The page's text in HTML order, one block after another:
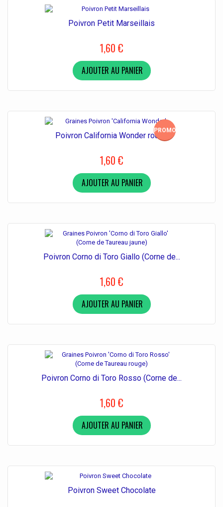
Poivron Petit Marseillais
1,60 €
AJOUTER AU PANIER
PROMO!
Poivron California Wonder rouge
1,60 €
AJOUTER AU PANIER
Poivron Corno di Toro Giallo (Corne de...
1,60 €
AJOUTER AU PANIER
Poivron Corno di Toro Rosso (Corne de...
1,60 €
AJOUTER AU PANIER
Poivron Sweet Chocolate